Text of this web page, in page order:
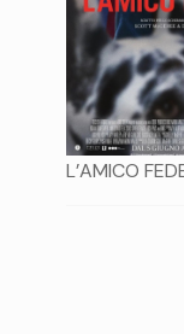
L’AMICO